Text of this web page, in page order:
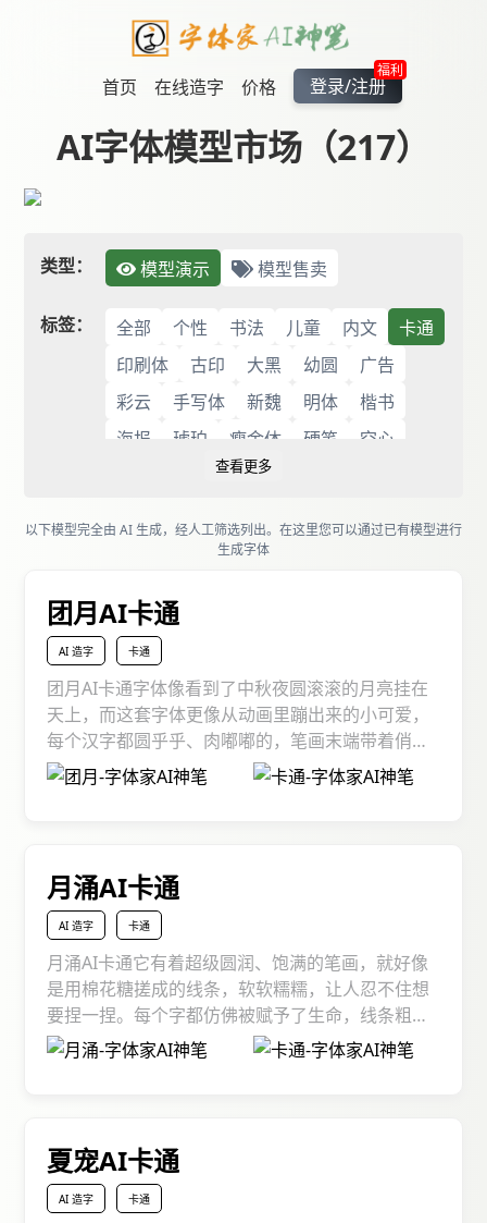
首页 在线造字 价格
福利
登录/注册
AI字体模型市场（217）
类型： 模型演示 模型售卖
标签： 全部 个性 书法 儿童 内文
卡通
印刷体
古印 大黑 幼圆
广告
彩云
手写体 新魏 明体
楷书
海报
琥珀 瘦金体 硬笔
空心
粗体
查看更多
以下模型完全由 AI 生成，经人工筛选列出。在这里您可以通过已有模型进行
生成字体
团月AI卡通
AI 造字 卡通
团月AI卡通字体像看到了中秋夜圆滚滚的月亮挂在
天上，而这套字体更像从动画里蹦出来的小可爱，
每个汉字都圆乎乎、肉嘟嘟的，笔画末端带着俏皮
的小尾巴，转角处藏着偷偷画上去的小圆弧，仿佛
是用彩色马克笔在画纸上随意涂鸦，却又透着说不
想给日常创作加点甜，它都能像小太阳一样，瞬间
点亮整个画面！
月涌AI卡通
AI 造字 卡通
月涌AI卡通它有着超级圆润、饱满的笔画，就好像
是用棉花糖搓成的线条，软软糯糯，让人忍不住想
要捏一捏。每个字都仿佛被赋予了生命，线条粗细
变化丰富，有着灵动的表情和活泼的姿态，就像一
注入满满的欢乐与童趣，成为吸引目光的 “吸睛神
器”。
夏宠AI卡通
AI 造字 卡通